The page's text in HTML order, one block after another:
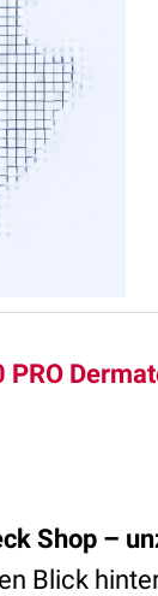
PRO
Shop –
Blick